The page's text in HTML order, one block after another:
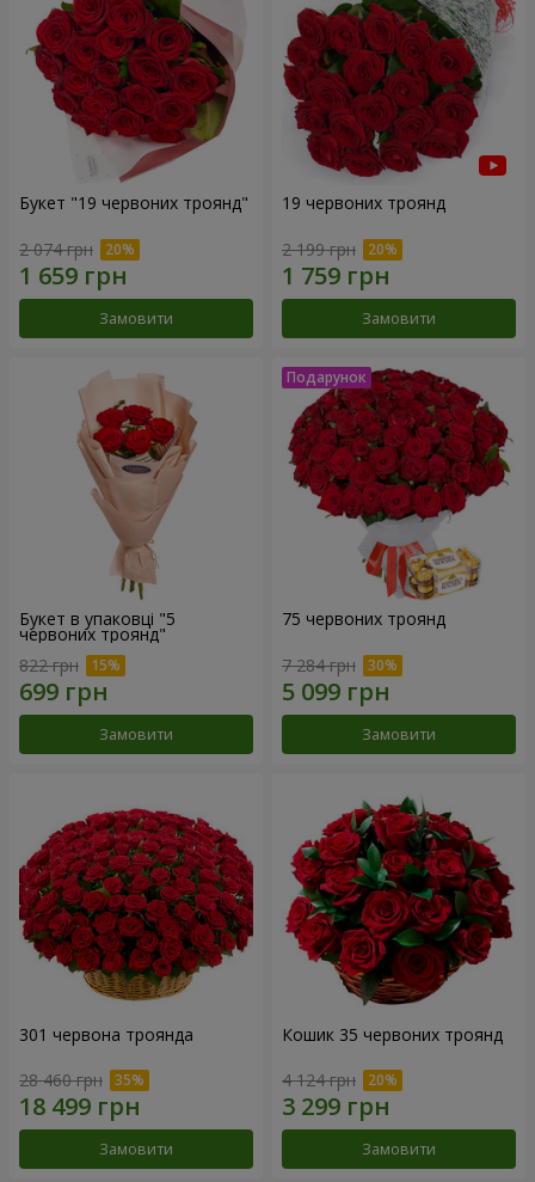
Букет "19 червоних троянд"
2 074 грн
Замовити
19 червоних троянд
2 199 грн
Замовити
Букет в упаковці "5
червоних троянд"
822 грн
Замовити
75 червоних троянд
7 284 грн
Замовити
301 червона троянда
28 460 грн
Замовити
Кошик 35 червоних троянд
4 124 грн
Замовити